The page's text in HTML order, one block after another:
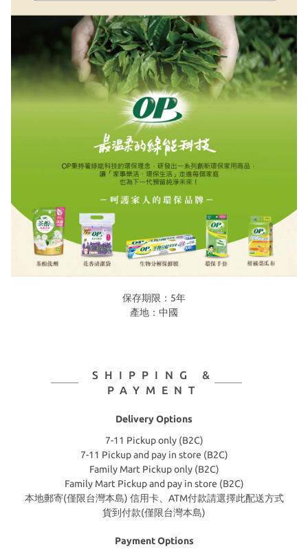
保存期限：5年
產地：中國
SHIPPING &
PAYMENT
Delivery Options
7-11 Pickup only (B2C)
7-11 Pickup and pay in store (B2C)
Family Mart Pickup only (B2C)
Family Mart Pickup and pay in store (B2C)
本地郵寄(僅限台灣本島) 信用卡、ATM付款請選擇此配送方式
貨到付款(僅限台灣本島)
Payment Options